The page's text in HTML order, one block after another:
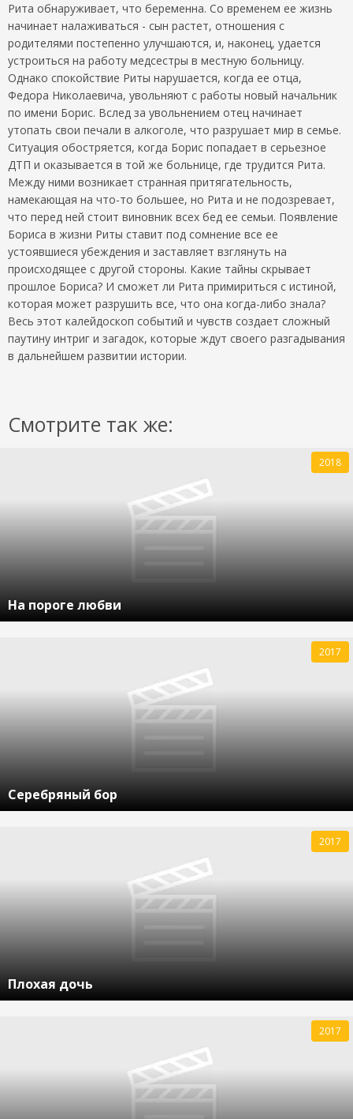
Рита обнаруживает, что беременна. Со временем ее жизнь
начинает налаживаться - сын растет, отношения с
родителями постепенно улучшаются, и, наконец, удается
устроиться на работу медсестры в местную больницу.
Однако спокойствие Риты нарушается, когда ее отца,
Федора Николаевича, увольняют с работы новый начальник
по имени Борис. Вслед за увольнением отец начинает
утопать свои печали в алкоголе, что разрушает мир в семье.
Ситуация обостряется, когда Борис попадает в серьезное
ДТП и оказывается в той же больнице, где трудится Рита.
Между ними возникает странная притягательность,
намекающая на что-то большее, но Рита и не подозревает,
что перед ней стоит виновник всех бед ее семьи. Появление
Бориса в жизни Риты ставит под сомнение все ее
устоявшиеся убеждения и заставляет взглянуть на
происходящее с другой стороны. Какие тайны скрывает
прошлое Бориса? И сможет ли Рита примириться с истиной,
которая может разрушить все, что она когда-либо знала?
Весь этот калейдоскоп событий и чувств создает сложный
паутину интриг и загадок, которые ждут своего разгадывания
в дальнейшем развитии истории.
Смотрите так же:
На пороге любви
2018
Серебряный бор
2017
Плохая дочь
2017
2017